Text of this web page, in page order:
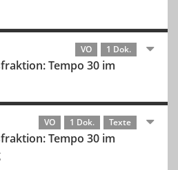
VO 1 Dok.
Tempo 30 im
VO 1 Dok. Texte
Tempo 30 im